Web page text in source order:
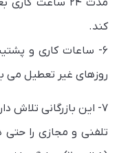
کند.
روزهای غیر تعطیل می
۷- این بازرگانی
تلفنی و مجازی را